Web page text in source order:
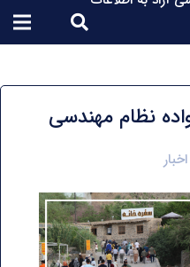
نظام مهندسی
اخبار